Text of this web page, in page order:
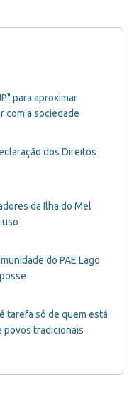
para aproximar
com a sociedade
dos Direitos
da Ilha do Mel
do PAE Lago
tarefa só de quem está
povos tradicionais